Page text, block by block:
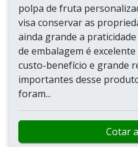
polpa de fruta
visa conservar as
ainda grande a
de embalagem é
custo-benefício e grande
importantes desse
foram...
Cotar